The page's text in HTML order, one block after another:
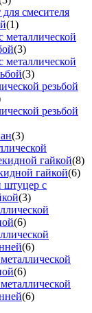
смесителя
(1)
металлической
(3)
металлической
(3)
резьбой
резьбой
(3)
гайкой(8)
гайкой(6)
штуцер с
(3)
(6)
(6)
(6)
(6)